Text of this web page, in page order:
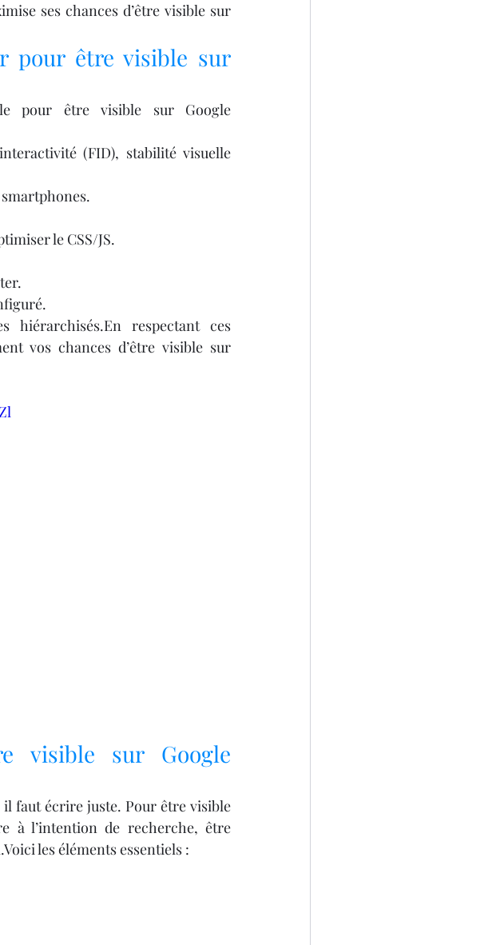
ses chances d’être visible sur
pour être visible sur
pour être visible sur Google
(FID), stabilité visuelle
le CSS/JS.
respectant ces
vos chances d’être visible sur
visible sur Google
faut écrire juste. Pour être visible
à l’intention de recherche, être
les éléments essentiels :